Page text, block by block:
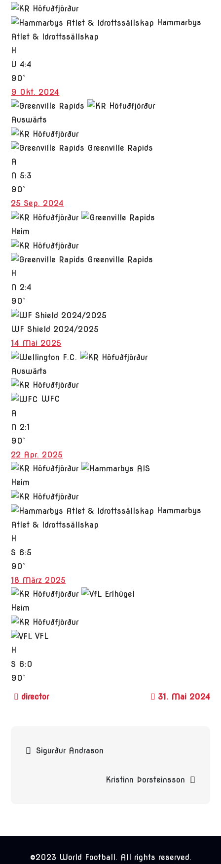
Hammarbys
Atlet & Idrottssällskap
H
U 4:4
90`
9 Okt. 2024
Auswärts
Greenville Rapids
A
N 5:3
90`
25 Sep. 2024
Heim
Greenville Rapids
H
N 2:4
90`
WF Shield 2024/2025
14 Mai 2025
Auswärts
WFC
A
N 2:1
90`
22 Apr. 2025
Heim
Hammarbys
Atlet & Idrottssällskap
H
S 6:5
90`
18 März 2025
Heim
VFL
H
S 6:0
90`
31. Mai 2024
Sigurður Andrason
Kristinn Þorsteinsson
©2023 World Football. All rights reserved.